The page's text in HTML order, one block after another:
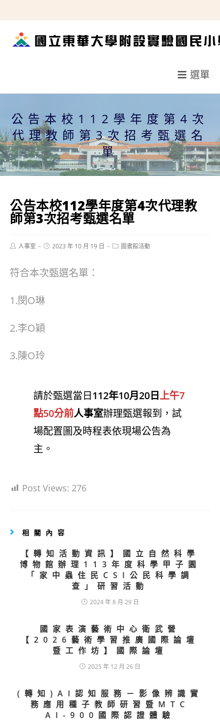
轉
選單
公告本校112學年度第4次
代理教師第3次招考甄選名
單
公告本校112學年度第4次代理教
師第3次招考甄選名單
Post人事室
Post2023 年 10 月 19 日
Post圖書館活動
符合本次甄選名單：
1.閔O琳
2.李O穎
3.陳O玲
請於甄選當日112年10月20日上午7
點50分前人事室辦理甄選報到，試
場配置圖及時程表依現場公告為
主。
Post Views: 276
相關內容
【轉知活動資訊】國立自然科學
博物館辦理113年度科學甲子園
「家中蟲住民CSI公民科學調
查」研習活動
2024 年 8 月 29 日
國家表演藝術中心衛武營
【2026藝術學習推廣國際論壇
暨工作坊】國際論壇
2025 年 12 月 26 日
(轉知)AI認知服務－影像辨識實
務應用種子教師研習暨MTC
AI-900國際認證體驗